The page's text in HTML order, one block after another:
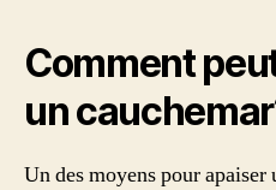
Comment
un
Un des moyens pour apaiser